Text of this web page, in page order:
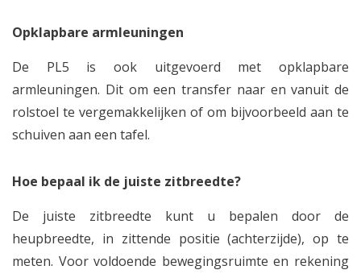
Opklapbare armleuningen
De PL5 is ook uitgevoerd met opklapbare
armleuningen. Dit om een transfer naar en vanuit de
rolstoel te vergemakkelijken of om bijvoorbeeld aan te
schuiven aan een tafel.
Hoe bepaal ik de juiste zitbreedte?
De juiste zitbreedte kunt u bepalen door de
heupbreedte, in zittende positie (achterzijde), op te
meten. Voor voldoende bewegingsruimte en rekening